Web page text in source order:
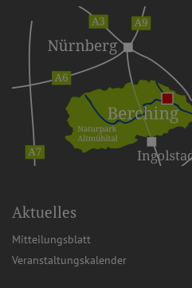
Aktuelles
Mitteilungsblatt
Veranstaltungskalender